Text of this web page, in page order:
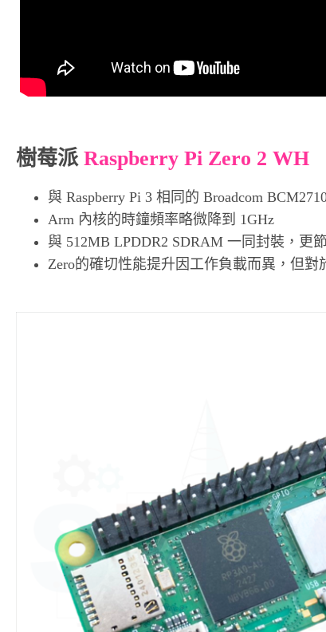
樹莓派 Raspberry Pi Zero 2 WH
與 Raspberry Pi 3 相同的 Broadcom
Arm 內核的時鐘頻率略微降到 1GHz
與 512MB LPDDR2 SDRAM 一同封裝，更
Zero的確切性能提升因工作負載而異，但對